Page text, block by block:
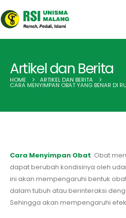
Artikel dan Berita
HOME ARTIKEL DAN BERITA
CARA MENYIMPAN OBAT YANG BENAR DI
Cara Menyimpan Obat. Obat
dapat berubah kondisinya oleh
ini akan mempengaruhi bentuk
dalam tubuh atau berinteraksi
Sehingga akan mempengaruhi